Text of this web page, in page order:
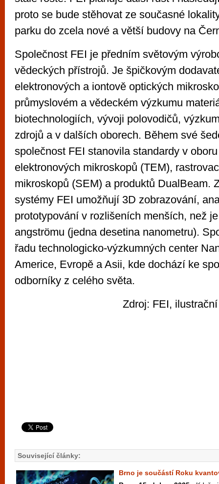
proto se bude stěhovat ze současné
parku do zcela nové a větší budovy na
Společnost FEI je předním světovým
vědeckých přístrojů. Je špičkovým
elektronových a iontově optických
průmyslovém a vědeckém výzkumu
biotechnologiích, vývoji polovodičů,
zdrojů a v dalších oborech. Během své
společnost FEI stanovila standardy v
elektronových mikroskopů (TEM),
mikroskopů (SEM) a produktů DualBeam.
systémy FEI umožňují 3D zobrazování,
prototypování v rozlišeních menších, než
angströmu (jedna desetina nanometru).
řadu technologicko-výzkumných center
Americe, Evropě a Asii, kde dochází ke
odborníky z celého světa.
Zdroj: FEI,
Související články:
Brno je součástí Roku